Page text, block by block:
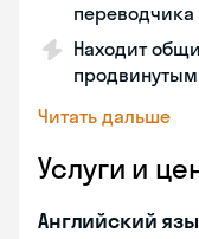
переводчика
Находит
Читать дальше
Услуги и
Английский